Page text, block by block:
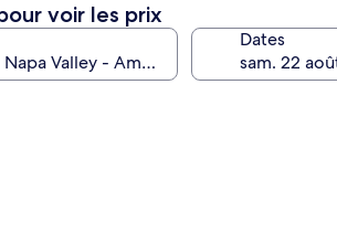
voir les prix
Dates